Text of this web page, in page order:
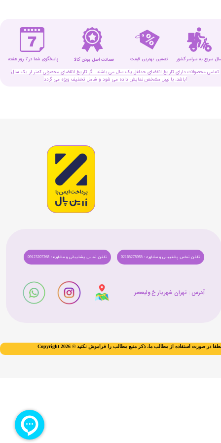
تمامی محصولات دارای تاریخ انقضای حداقل یک سال می باشند. اگر تاریخ انقضای محصولی کمتر از یک سال
باشد، با لیبل مشخص نمایش داده می شود و شامل تخفیف ویژه می گردد!
ضمانت اصل بودن کالا تضمین بهترین قیمت پاسخگوی شما در 7 روز هفته سریع به سراسر کشور
تلفن تماس پشتیبانی و مشاوره : 09123207268 تلفن تماس پشتیبانی و مشاوره : 02165278985
آدرس : تهران شهریار خ ولیعصر​​​​​​​